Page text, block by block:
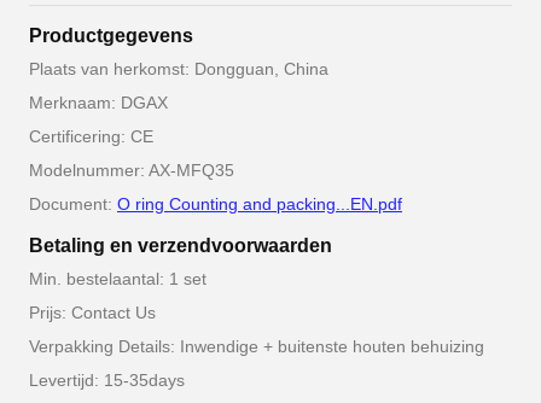
Productgegevens
Plaats van herkomst: Dongguan, China
Merknaam: DGAX
Certificering: CE
Modelnummer: AX-MFQ35
Document: O ring Counting and packing...EN.pdf
Betaling en verzendvoorwaarden
Min. bestelaantal: 1 set
Prijs: Contact Us
Verpakking Details: Inwendige + buitenste houten behuizing
Levertijd: 15-35days